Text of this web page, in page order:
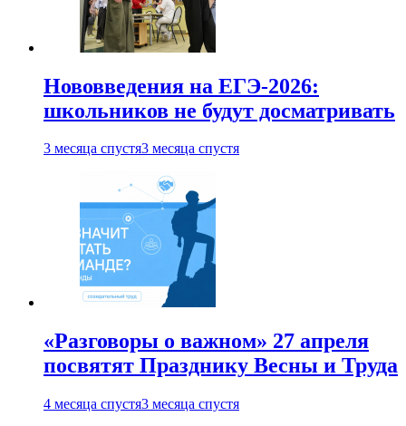
Нововведения на ЕГЭ-2026:
школьников не будут досматривать
3 месяца спустя3 месяца спустя
«Разговоры о важном» 27 апреля
посвятят Празднику Весны и Труда
4 месяца спустя3 месяца спустя